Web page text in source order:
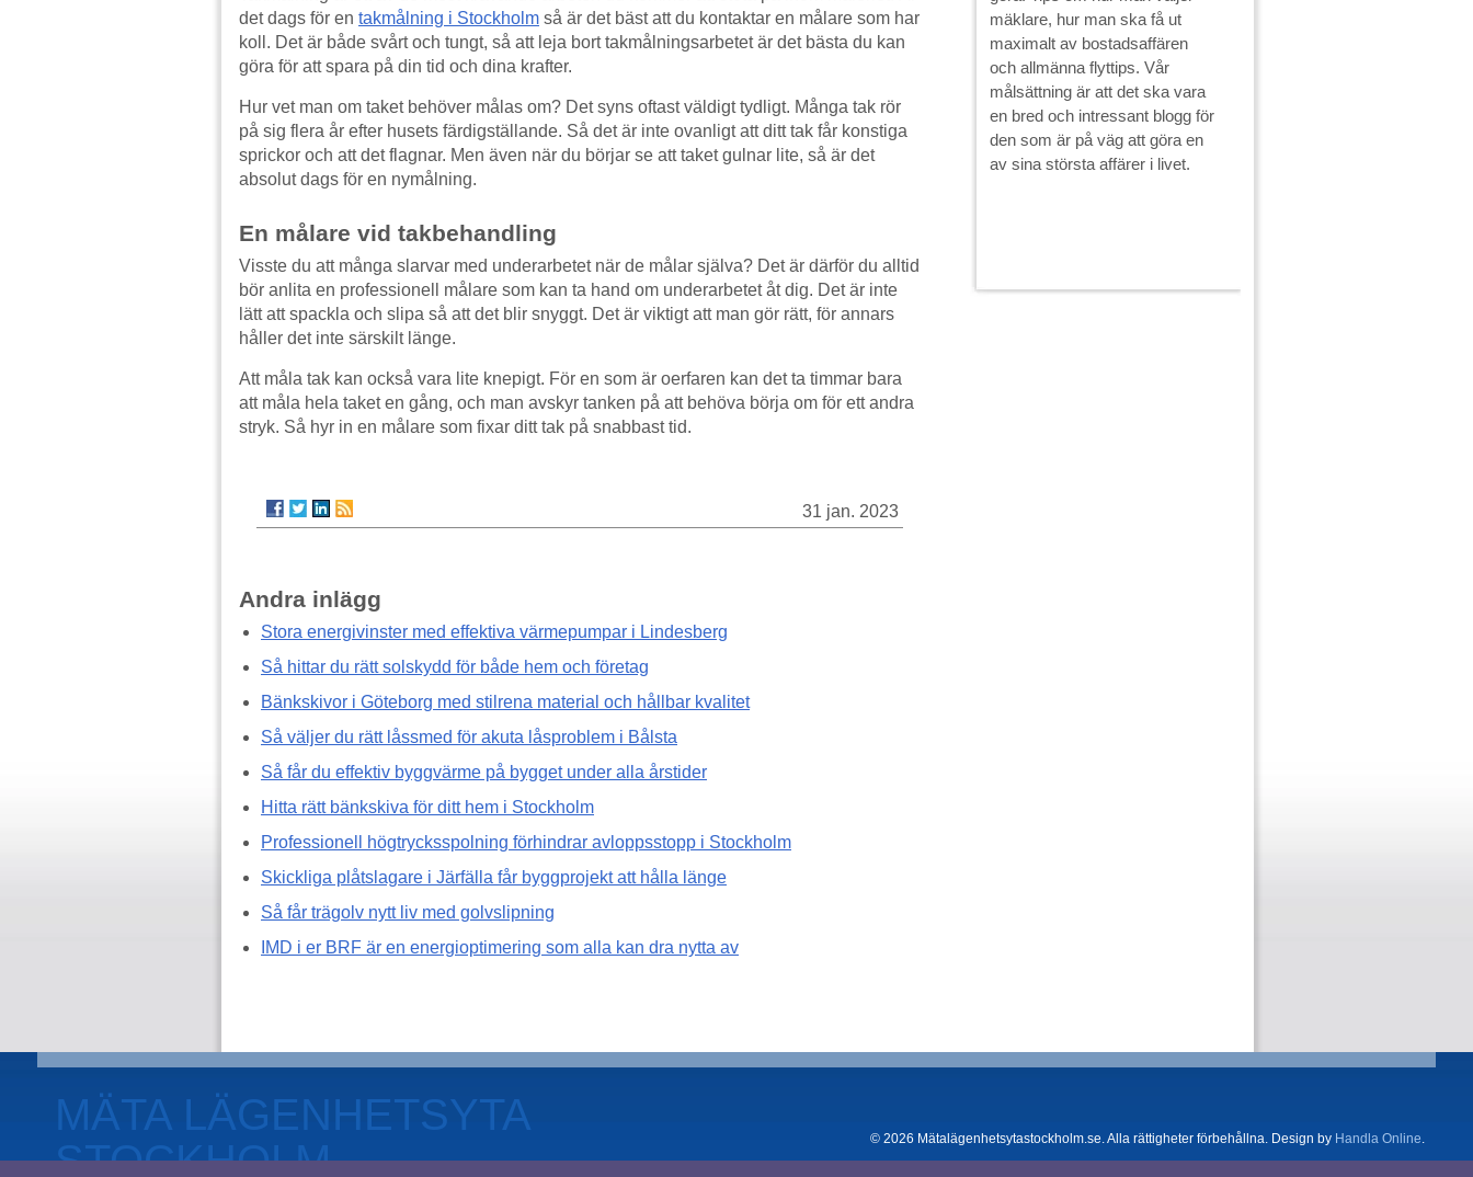
det dags för en takmålning i Stockholm så är det bäst att du kontaktar en målare som har
koll. Det är både svårt och tungt, så att leja bort takmålningsarbetet är det bästa du kan
göra för att spara på din tid och dina krafter.
Hur vet man om taket behöver målas om? Det syns oftast väldigt tydligt. Många tak rör
på sig flera år efter husets färdigställande. Så det är inte ovanligt att ditt tak får konstiga
sprickor och att det flagnar. Men även när du börjar se att taket gulnar lite, så är det
absolut dags för en nymålning.
En målare vid takbehandling
Visste du att många slarvar med underarbetet när de målar själva? Det är därför du alltid
bör anlita en professionell målare som kan ta hand om underarbetet åt dig. Det är inte
lätt att spackla och slipa så att det blir snyggt. Det är viktigt att man gör rätt, för annars
håller det inte särskilt länge.
Att måla tak kan också vara lite knepigt. För en som är oerfaren kan det ta timmar bara
att måla hela taket en gång, och man avskyr tanken på att behöva börja om för ett andra
stryk. Så hyr in en målare som fixar ditt tak på snabbast tid.
31 jan. 2023
Andra inlägg
Stora energivinster med effektiva värmepumpar i Lindesberg
Så hittar du rätt solskydd för både hem och företag
Bänkskivor i Göteborg med stilrena material och hållbar kvalitet
Så väljer du rätt låssmed för akuta låsproblem i Bålsta
Så får du effektiv byggvärme på bygget under alla årstider
Hitta rätt bänkskiva för ditt hem i Stockholm
Professionell högtrycksspolning förhindrar avloppsstopp i Stockholm
Skickliga plåtslagare i Järfälla får byggprojekt att hålla länge
Så får trägolv nytt liv med golvslipning
IMD i er BRF är en energioptimering som alla kan dra nytta av
mäklare, hur man ska få ut
maximalt av bostadsaffären
och allmänna flyttips. Vår
målsättning är att det ska vara
en bred och intressant blogg för
den som är på väg att göra en
av sina största affärer i livet.
MÄTA LÄGENHETSYTA
STOCKHOLM
© 2026 Mätalägenhetsytastockholm.se. Alla rättigheter förbehållna. Design by Handla Online.